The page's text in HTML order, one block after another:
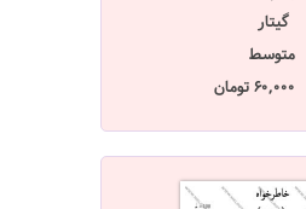
گیتار
متوسط
60,000 تومان